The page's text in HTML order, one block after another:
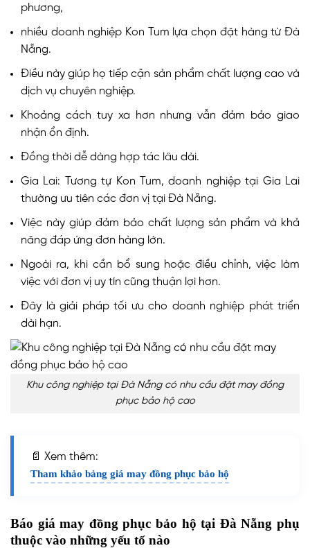
phương,
nhiều doanh nghiệp Kon Tum lựa chọn đặt hàng từ Đà
Nẵng.
Điều này giúp họ tiếp cận sản phẩm chất lượng cao và
dịch vụ chuyên nghiệp.
Khoảng cách tuy xa hơn nhưng vẫn đảm bảo giao
nhận ổn định.
Đồng thời dễ dàng hợp tác lâu dài.
Gia Lai: Tương tự Kon Tum, doanh nghiệp tại Gia Lai
thường ưu tiên các đơn vị tại Đà Nẵng.
Việc này giúp đảm bảo chất lượng sản phẩm và khả
năng đáp ứng đơn hàng lớn.
Ngoài ra, khi cần bổ sung hoặc điều chỉnh, việc làm
việc với đơn vị uy tín cũng thuận lợi hơn.
Đây là giải pháp tối ưu cho doanh nghiệp phát triển
dài hạn.
Khu công nghiệp tại Đà Nẵng có nhu cầu đặt may đồng
phục bảo hộ cao
📄 Xem thêm:
Tham khảo bảng giá may đồng phục bảo hộ
Báo giá may đồng phục bảo hộ tại Đà Nẵng phụ
thuộc vào những yếu tố nào